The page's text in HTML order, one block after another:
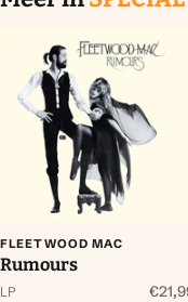
FLEETWOOD MAC
Rumours
LP